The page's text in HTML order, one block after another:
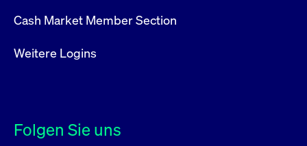
Cash Market Member Section
Weitere Logins
Folgen Sie uns